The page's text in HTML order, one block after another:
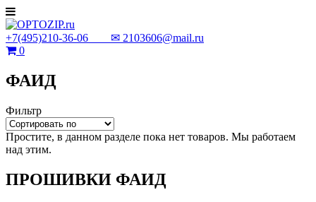
+7(495)210-36-06 ✉ 2103606@mail.ru
0
ФАИД
Фильтр
Простите, в данном разделе пока нет товаров. Мы работаем
над этим.
ПРОШИВКИ ФАИД